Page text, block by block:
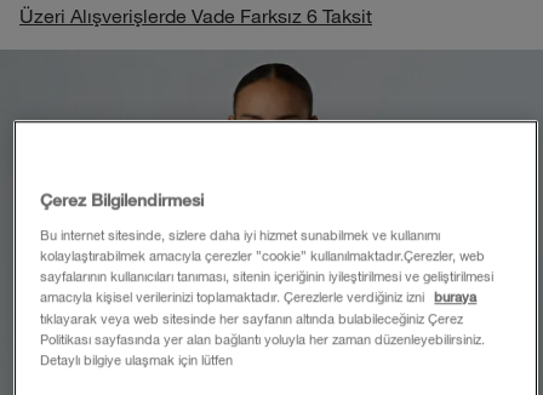
Üzeri Alışverişlerde Vade Farksız 6 Taksit
Çerez Bilgilendirmesi
Bu internet sitesinde, sizlere daha iyi hizmet sunabilmek ve kullanımı
kolaylaştırabilmek amacıyla çerezler ”cookie” kullanılmaktadır.Çerezler, web
sayfalarının kullanıcıları tanıması, sitenin içeriğinin iyileştirilmesi ve geliştirilmesi
amacıyla kişisel verilerinizi toplamaktadır. Çerezlerle verdiğiniz izni
buraya
tıklayarak veya web sitesinde her sayfanın altında bulabileceğiniz Çerez
Politikası sayfasında yer alan bağlantı yoluyla her zaman düzenleyebilirsiniz.
Detaylı bilgiye ulaşmak için lütfen